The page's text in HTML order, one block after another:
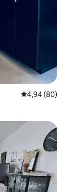
4,94 de uma
4,94 (80)